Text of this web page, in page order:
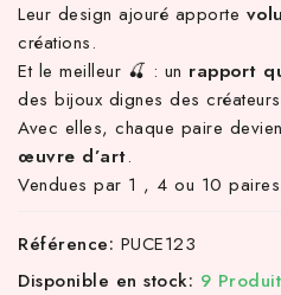
Leur design ajouré apporte
créations.
Et le meilleur 🍒 : un rapport
des bijoux dignes des
Avec elles, chaque paire
œuvre d’art.
Vendues par 1 , 4 ou 10 paires
Référence: PUCE123
Disponible en stock: 9